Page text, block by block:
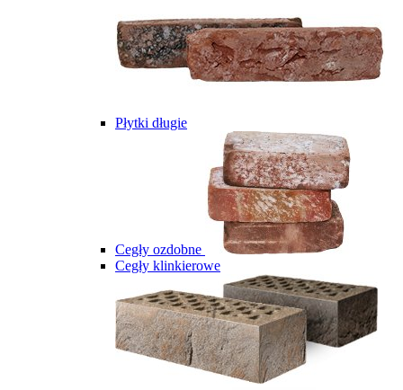
Płytki długie
Cegły ozdobne
Cegły klinkierowe